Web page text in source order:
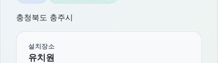
충청북도 충주시
설치장소
유치원